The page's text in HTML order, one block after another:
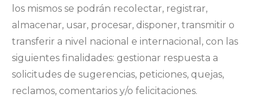
los mismos se podrán recolectar, registrar,
almacenar, usar, procesar, disponer, transmitir o
transferir a nivel nacional e internacional, con las
siguientes finalidades: gestionar respuesta a
solicitudes de sugerencias, peticiones, quejas,
reclamos, comentarios y/o felicitaciones.